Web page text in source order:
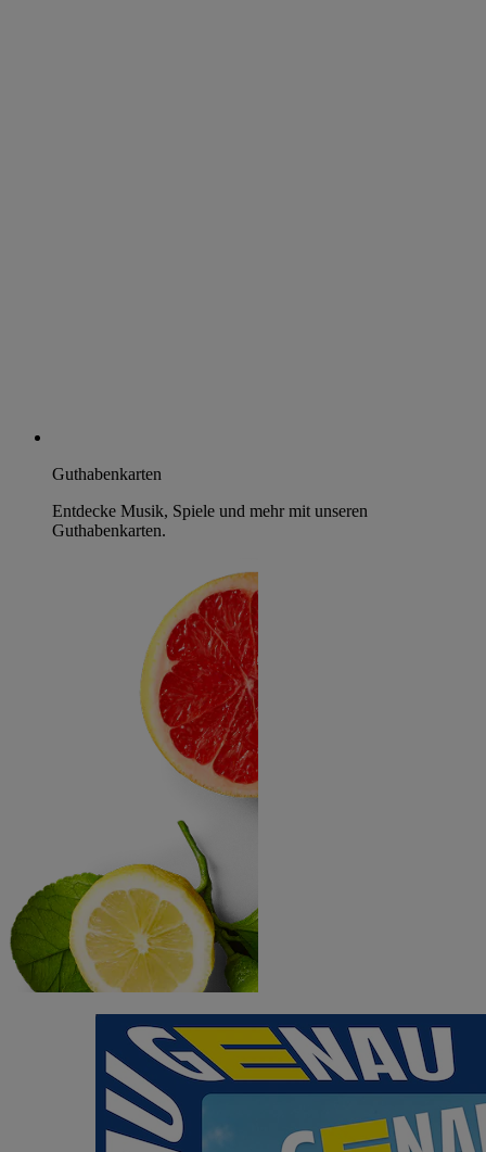
Guthabenkarten
Entdecke Musik, Spiele und mehr mit unseren
Guthabenkarten.